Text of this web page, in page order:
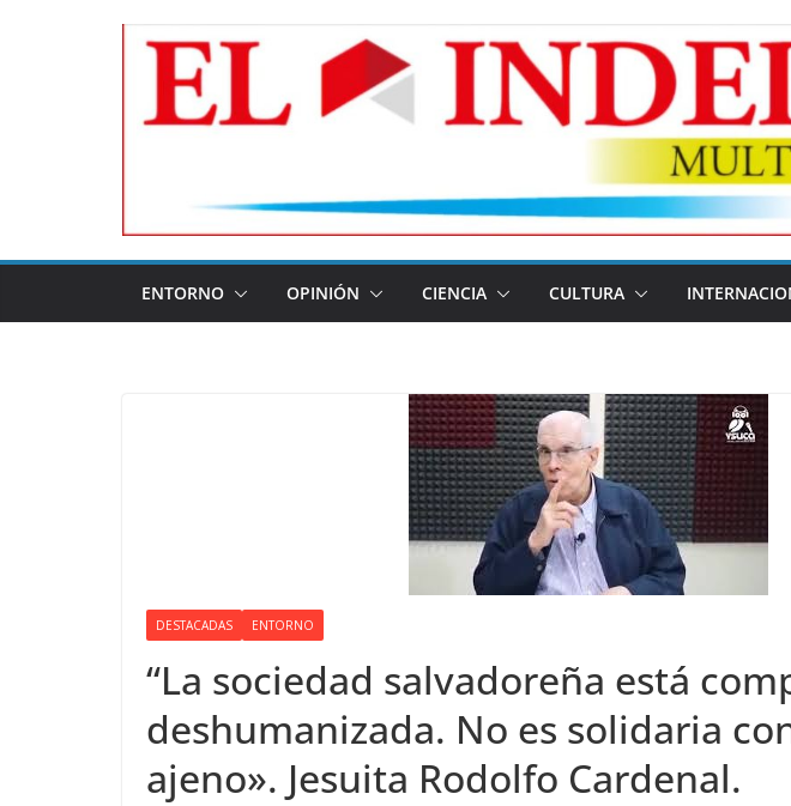
ENTORNO OPINIÓN CIENCIA CULTURA
DESTACADAS ENTORNO
“La sociedad salvadoreña está
deshumanizada. No es solidaria
ajeno». Jesuita Rodolfo Cardenal.